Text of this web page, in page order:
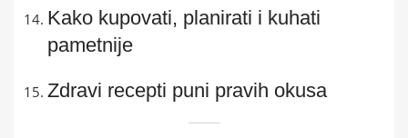
Kako kupovati, planirati i kuhati
pametnije
Zdravi recepti puni pravih okusa